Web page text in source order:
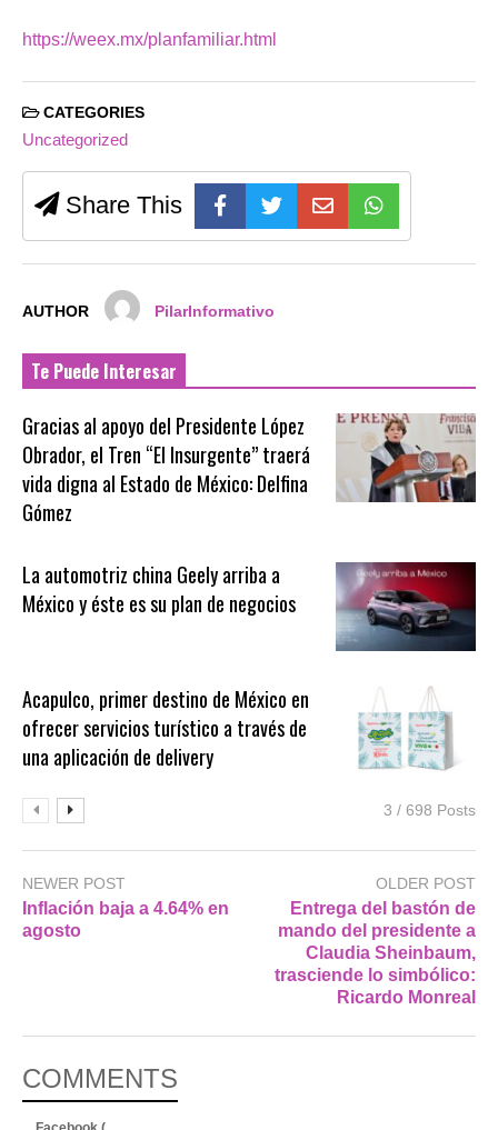
https://weex.mx/planfamiliar.html
CATEGORIES
Uncategorized
Share This
AUTHOR PilarInformativo
Te Puede Interesar
Gracias al apoyo del Presidente López
Obrador, el Tren “El Insurgente” traerá
vida digna al Estado de México: Delfina
Gómez
La automotriz china Geely arriba a
México y éste es su plan de negocios
Acapulco, primer destino de México en
ofrecer servicios turístico a través de
una aplicación de delivery
3 / 698 Posts
NEWER POST
Inflación baja a 4.64% en
agosto
OLDER POST
Entrega del bastón de
mando del presidente a
Claudia Sheinbaum,
trasciende lo simbólico:
Ricardo Monreal
COMMENTS